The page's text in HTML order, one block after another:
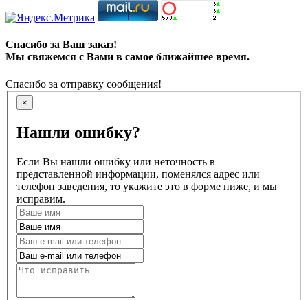
Спасибо за Ваш заказ!
Мы свяжемся с Вами в самое ближайшее время.
Спасибо за отправку сообщения!
×
Нашли ошибку?
Если Вы нашли ошибку или неточность в
представленной информации, поменялся адрес или
телефон заведения, то укажите это в форме ниже, и мы
исправим.